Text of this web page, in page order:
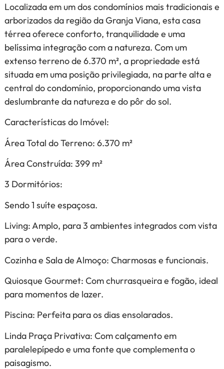
Localizada em um dos condomínios mais tradicionais e
arborizados da região da Granja Viana, esta casa
térrea oferece conforto, tranquilidade e uma
belíssima integração com a natureza. Com um
extenso terreno de 6.370 m², a propriedade está
situada em uma posição privilegiada, na parte alta e
central do condomínio, proporcionando uma vista
deslumbrante da natureza e do pôr do sol.
Características do Imóvel:
Área Total do Terreno: 6.370 m²
Área Construída: 399 m²
3 Dormitórios:
Sendo 1 suíte espaçosa.
Living: Amplo, para 3 ambientes integrados com vista
para o verde.
Cozinha e Sala de Almoço: Charmosas e funcionais.
Quiosque Gourmet: Com churrasqueira e fogão, ideal
para momentos de lazer.
Piscina: Perfeita para os dias ensolarados.
Linda Praça Privativa: Com calçamento em
paralelepípedo e uma fonte que complementa o
paisagismo.